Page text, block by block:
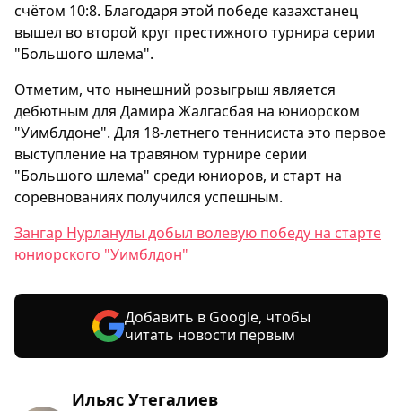
Ильяс Утегалиев
счётом 10:8. Благодаря этой победе казахстанец
вышел во второй круг престижного турнира серии
"Большого шлема".
Отметим, что нынешний розыгрыш является
дебютным для Дамира Жалгасбая на юниорском
"Уимблдоне". Для 18-летнего теннисиста это первое
выступление на травяном турнире серии
"Большого шлема" среди юниоров, и старт на
соревнованиях получился успешным.
Зангар Нурланулы добыл волевую победу на старте
юниорского "Уимблдон"
Добавить в Google, чтобы
читать новости первым